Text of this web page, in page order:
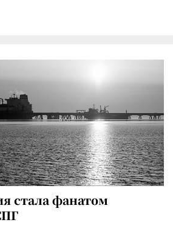
стала фанатом